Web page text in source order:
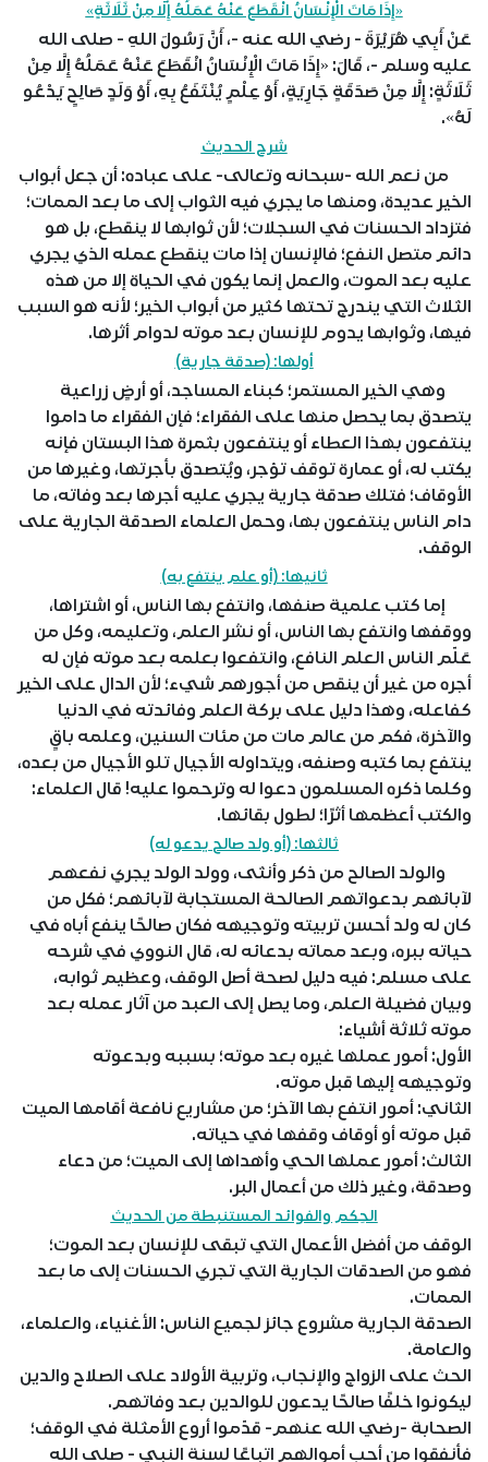
«إِذَا مَاتَ الْإِنْسَانُ انْقَطَعَ عَنْهُ عَمَلُهُ إِلَّا مِنْ ثَلَاثَةٍ»
عَنْ أَبِي هُرَيْرَةَ - رضي الله عنه -، أَنَّ رَسُولَ اللهِ - صلى الله
عليه وسلم -، قَالَ: «إِذَا مَاتَ الْإِنْسَانُ انْقَطَعَ عَنْهُ عَمَلُهُ إِلَّا مِنْ
ثَلَاثَةٍ: إِلَّا مِنْ صَدَقَةٍ جَارِيَةٍ، أَوْ عِلْمٍ يُنْتَفَعُ بِهِ، أَوْ وَلَدٍ صَالِحٍ يَدْعُو
لَهُ».
شرح الحديث
من نعم الله -سبحانه وتعالى- على عباده: أن جعل أبواب
الخير عديدة، ومنها ما يجري فيه الثواب إلى ما بعد الممات؛
فتزداد الحسنات في السجلات؛ لأن ثوابها لا ينقطع، بل هو
دائم متصل النفع؛ فالإنسان إذا مات ينقطع عمله الذي يجري
عليه بعد الموت، والعمل إنما يكون في الحياة إلا من هذه
الثلاث التي يندرج تحتها كثير من أبواب الخير؛ لأنه هو السبب
فيها، وثوابها يدوم للإنسان بعد موته لدوام أثرها.
أولها: (صدقة جارية)
وهي الخير المستمر؛ كبناء المساجد، أو أرضٍ زراعية
يتصدق بما يحصل منها على الفقراء؛ فإن الفقراء ما داموا
ينتفعون بهذا العطاء أو ينتفعون بثمرة هذا البستان فإنه
يكتب له، أو عمارة توقف تؤجر، ويُتصدق بأجرتها، وغيرها من
الأوقاف؛ فتلك صدقة جارية يجري عليه أجرها بعد وفاته، ما
دام الناس ينتفعون بها، وحمل العلماء الصدقة الجارية على
الوقف.
ثانيها: (أو علم ينتفع به)
إما كتب علمية صنفها، وانتفع بها الناس، أو اشتراها،
ووقفها وانتفع بها الناس، أو نشر العلم، وتعليمه، وكل من
عَلّم الناس العلم النافع، وانتفعوا بعلمه بعد موته فإن له
أجره من غير أن ينقص من أجورهم شيء؛ لأن الدال على الخير
كفاعله، وهذا دليل على بركة العلم وفائدته في الدنيا
والآخرة، فكم من عالم مات من مئات السنين، وعلمه باقٍ
ينتفع بما كتبه وصنفه، ويتداوله الأجيال تلو الأجيال من بعده،
وكلما ذكره المسلمون دعوا له وترحموا عليه! قال العلماء:
والكتب أعظمها أثرًا؛ لطول بقائها.
ثالثها: (أو ولد صالح يدعو له)
والولد الصالح من ذكر وأنثى، وولد الولد يجري نفعهم
لآبائهم بدعواتهم الصالحة المستجابة لآبائهم؛ فكل من
كان له ولد أحسن تربيته وتوجيهه فكان صالحًا ينفع أباه في
حياته ببره، وبعد مماته بدعائه له، قال النووي في شرحه
على مسلم: فيه دليل لصحة أصل الوقف، وعظيم ثوابه،
وبيان فضيلة العلم، وما يصل إلى العبد من آثار عمله بعد
موته ثلاثة أشياء:
الأول: أمور عملها غيره بعد موته؛ بسببه وبدعوته
وتوجيهه إليها قبل موته.
الثاني: أمور انتفع بها الآخر؛ من مشاريع نافعة أقامها الميت
قبل موته أو أوقاف وقفها في حياته.
الثالث: أمور عملها الحي وأهداها إلى الميت؛ من دعاء
وصدقة، وغير ذلك من أعمال البر.
الحِكم والفوائد المستنبطة من الحديث
الوقف من أفضل الأعمال التي تبقى للإنسان بعد الموت؛
فهو من الصدقات الجارية التي تجري الحسنات إلى ما بعد
الممات.
الصدقة الجارية مشروع جائز لجميع الناس: الأغنياء، والعلماء،
والعامة.
الحث على الزواج والإنجاب، وتربية الأولاد على الصلاح والدين
ليكونوا خلفًا صالحًا يدعون للوالدين بعد وفاتهم.
الصحابة -رضي الله عنهم- قدّموا أروع الأمثلة في الوقف؛
فأنفقوا من أحب أموالهم اتباعًا لسنة النبي - صلى الله